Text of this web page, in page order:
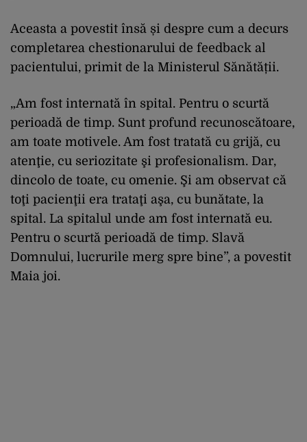
Aceasta a povestit însă și despre cum a decurs
completarea chestionarului de feedback al
pacientului, primit de la Ministerul Sănătății.
„Am fost internată în spital. Pentru o scurtă
perioadă de timp. Sunt profund recunoscătoare,
am toate motivele. Am fost tratată cu grijă, cu
atenţie, cu seriozitate şi profesionalism. Dar,
dincolo de toate, cu omenie. Şi am observat că
toţi pacienţii era trataţi aşa, cu bunătate, la
spital. La spitalul unde am fost internată eu.
Pentru o scurtă perioadă de timp. Slavă
Domnului, lucrurile merg spre bine”, a povestit
Maia joi.